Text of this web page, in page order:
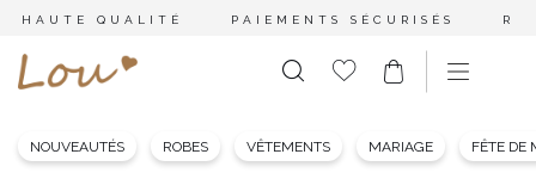
HAUTE QUALITÉ PAIEMENTS SÉCURISÉS
NOUVEAUTÉS ROBES VÊTEMENTS MARIAGE FÊTE DE